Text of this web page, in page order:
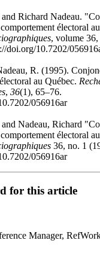
Richard Nadeau.
électoral
, volume
doi.org/10.7202/
R. (1995).
au Québec.
, 36(1), 65–76.
056916ar
Nadeau, Richard
électoral
36, no. 1
056916ar
for this article
Manager,